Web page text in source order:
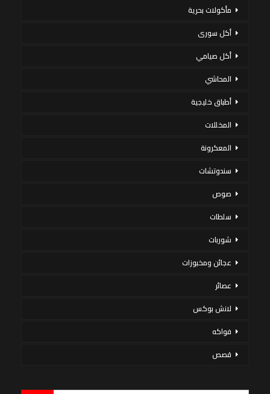
مأكولات بحرية
أكل سورى
أكل صيامي
المحاشي
أطباق خليجية
المخللات
المعكرونة
سندوتشات
صوص
سلطات
شوربات
عجائن ومخبوزات
عصائر
لانش بوكس
فواكه
قصص